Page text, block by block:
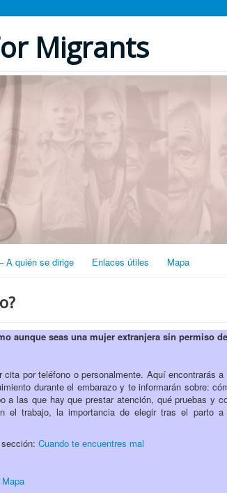
Migrants
A quién se dirige Enlaces útiles Mapa
aunque seas una mujer extranjera sin permiso
por teléfono o personalmente. Aquí encontrarás
durante el embarazo y te informarán sobre:
a las que hay que prestar atención, qué pruebas y
el trabajo, la importancia de elegir tras el parto a
Cuando te encuentres mal
Mapa